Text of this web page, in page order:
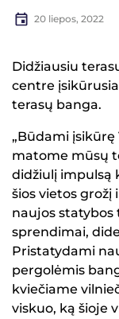
20 liepos, 2022
Didžiausiu
centre
terasų banga.
„Būdami įsikūrę
matome mūsų
didžiulį impulsą
šios vietos
naujos statybos
sprendimai,
Pristatydami
pergolėmis
kviečiame
viskuo, ką šioje